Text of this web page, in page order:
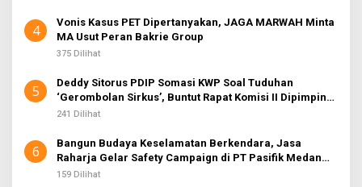
4
Vonis Kasus PET Dipertanyakan, JAGA MARWAH Minta
MA Usut Peran Bakrie Group
375 Dilihat
5
Deddy Sitorus PDIP Somasi KWP Soal Tuduhan
‘Gerombolan Sirkus’, Buntut Rapat Komisi II Dipimpin
Sufmi Dasco Ahmad
241 Dilihat
6
Bangun Budaya Keselamatan Berkendara, Jasa
Raharja Gelar Safety Campaign di PT Pasifik Medan
Industri
159 Dilihat